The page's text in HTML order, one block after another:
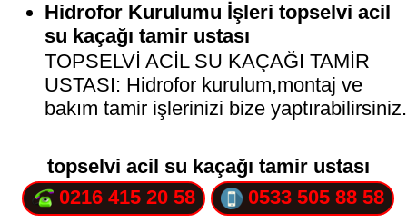
Hidrofor Kurulumu İşleri topselvi acil
su kaçağı tamir ustası
TOPSELVİ ACİL SU KAÇAĞI TAMİR
USTASI: Hidrofor kurulum,montaj ve
bakım tamir işlerinizi bize yaptırabilirsiniz.
topselvi acil su kaçağı tamir ustası
0216 415 20 58
0533 505 88 58